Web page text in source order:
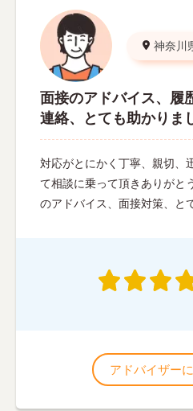
神奈川
面接のアドバイス、履
連絡、とても助かりま
対応がとにかく丁寧、親切、
て相談に乗って頂きありがと
のアドバイス、面接対策、と
アドバイザー